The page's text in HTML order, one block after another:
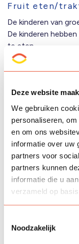
Deze website
We gebruiken
personaliseren,
en om ons
informatie over uw
partners voor
partners kunnen
informatie die u
verzameld op
Noodzakelijk
Fruit eten/
De kinderen van
De kinderen
te eten.
Op school hebben
stuk fruit
heeft bij ons de
Wanneer er
Onze voorkeur
traktatie. Een
daar rekening mee
Schoolregels
we met elkaar